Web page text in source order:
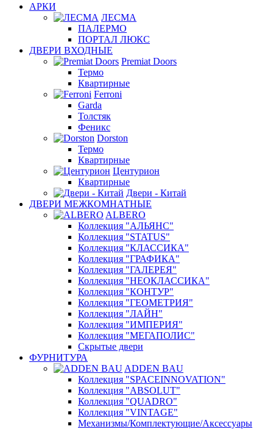
АРКИ
ЛЕСМА
ПАЛЕРМО
ПОРТАЛ ЛЮКС
ДВЕРИ ВХОДНЫЕ
Premiat Doors
Термо
Квартирные
Ferroni
Garda
Толстяк
Феникс
Dorston
Термо
Квартирные
Центурион
Квартирные
Двери - Китай
ДВЕРИ МЕЖКОМНАТНЫЕ
ALBERO
Коллекция "АЛЬЯНС"
Коллекция "STATUS"
Коллекция "КЛАССИКА"
Коллекция "ГРАФИКА"
Коллекция "ГАЛЕРЕЯ"
Коллекция "НЕОКЛАССИКА"
Коллекция "КОНТУР"
Коллекция "ГЕОМЕТРИЯ"
Коллекция "ЛАЙН"
Коллекция "ИМПЕРИЯ"
Коллекция "МЕГАПОЛИС"
Скрытые двери
ФУРНИТУРА
ADDEN BAU
Коллекция "SPACEINNOVATION"
Коллекция "ABSOLUT"
Коллекция "QUADRO"
Коллекция "VINTAGE"
Механизмы/Комплектующие/Аксессуары